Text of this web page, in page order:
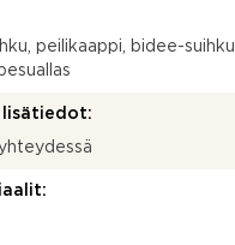
peilikaappi, bidee-suihku,
lisätiedot: